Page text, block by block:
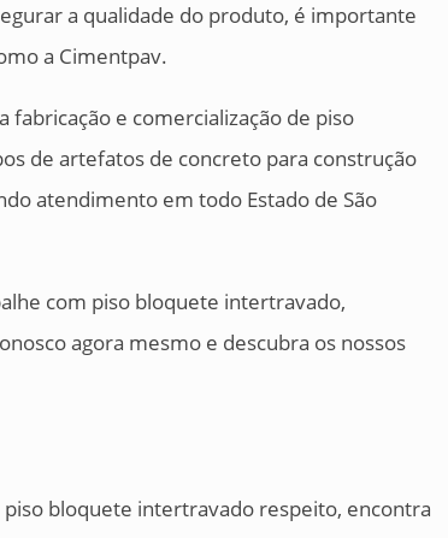
a qualidade do produto, é importante
a Cimentpav.
fabricação e comercialização de piso
de artefatos de concreto para construção
atendimento em todo Estado de São
com piso bloquete intertravado,
agora mesmo e descubra os nossos
bloquete intertravado respeito, encontra